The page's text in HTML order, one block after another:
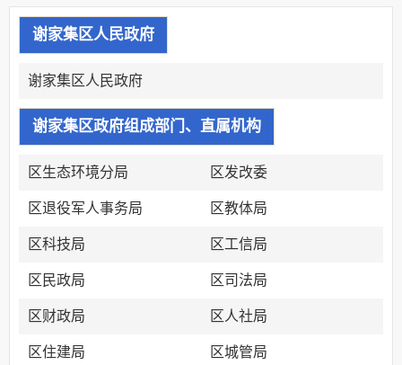
谢家集区人民政府
谢家集区人民政府
谢家集区政府组成部门、直属机构
区生态环境分局 区发改委
区退役军人事务局 区教体局
区科技局 区工信局
区民政局 区司法局
区财政局 区人社局
区住建局 区城管局